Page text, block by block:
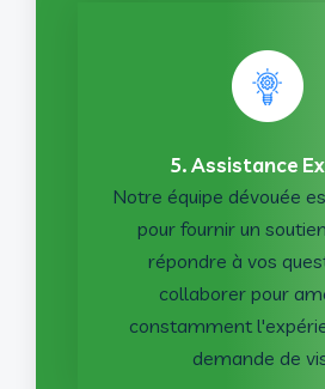
5. Assistance
Notre équipe dévouée
pour fournir un
répondre à vos
collaborer pour
constamment
demande de